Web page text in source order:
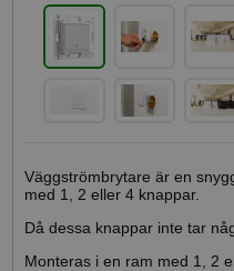
Väggströmbrytare är en
med 1, 2 eller 4 knappar.
Då dessa knappar inte tar
Monteras i en ram med 1, 2